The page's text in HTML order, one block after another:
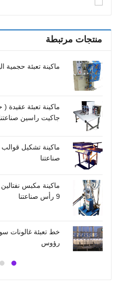
منتجات مرتبطة
ماكينة تعبئة حجمية الية مخدة
ماكينة تعبئة عقيدة (
جاكيت راسين
صناعتنا
ماكينة مكبس
9 رأس صناعتنا
رؤوس